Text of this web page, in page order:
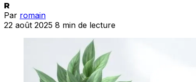
R
Par romain
22 août 2025 8 min de lecture